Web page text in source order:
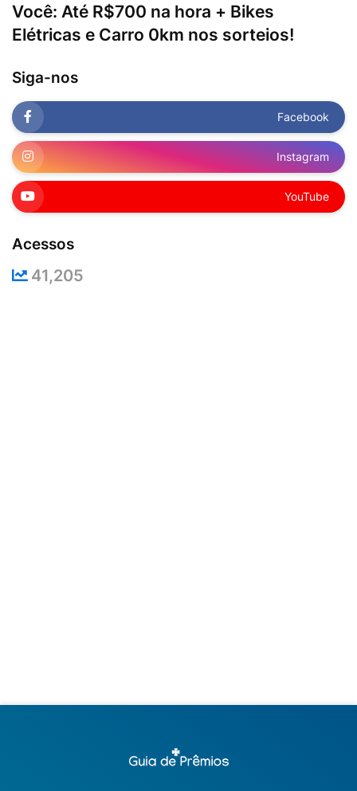
Você: Até R$700 na hora + Bikes
Elétricas e Carro 0km nos sorteios!
Siga-nos
Facebook
Instagram
YouTube
Acessos
41,205